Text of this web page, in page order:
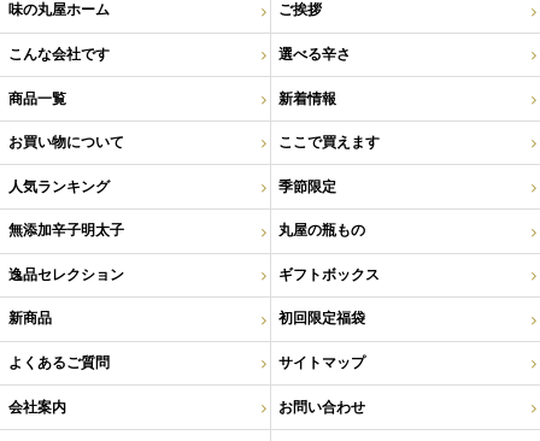
味の丸屋ホーム ご挨拶
こんな会社です 選べる辛さ
商品一覧 新着情報
お買い物について ここで買えます
人気ランキング 季節限定
無添加辛子明太子 丸屋の瓶もの
逸品セレクション ギフトボックス
新商品 初回限定福袋
よくあるご質問 サイトマップ
会社案内 お問い合わせ